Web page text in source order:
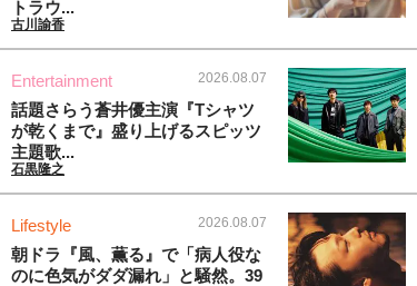
トラウ...
古川諭香
Entertainment 2026.08.07
話題さらう蒼井優主演『Tシャツ
が乾くまで』盛り上げるスピッツ
主題歌...
石黒隆之
Lifestyle 2026.08.07
朝ドラ『風、薫る』で「病人役な
のに色気がダダ漏れ」と騒然。39